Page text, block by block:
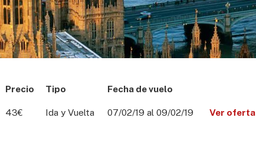
Precio Tipo Fecha de vuelo
43€ Ida y Vuelta 07/02/19 al 09/02/19 Ver oferta